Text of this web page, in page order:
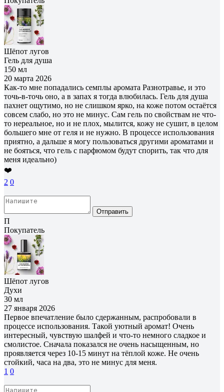
Шёпот лугов
Гель для душа
150 мл
20 марта 2026
Как-то мне попадались семплы аромата Разнотравье, и это
точь-в-точь оно, а в запах я тогда влюбилась. Гель для душа
пахнет ощутимо, но не слишком ярко, на коже потом остаётся
совсем слабо, но это не минус. Сам гель по свойствам не что-
то нереальное, но и не плох, мылится, кожу не сушит, в целом
большего мне от геля и не нужно. В процессе использования
приятно, а дальше я могу пользоваться другими ароматами и
не бояться, что гель с парфюмом будут спорить, так что для
меня идеально)
❤️
2 0
Отправить
П
Покупатель
Шёпот лугов
Духи
30 мл
27 января 2026
Первое впечатление было сдержанным, распробовали в
процессе использования. Такой уютный аромат! Очень
интересный, чувствую шалфей и что-то немного сладкое и
смолистое. Сначала показался не очень насыщенным, но
проявляется через 10-15 минут на тёплой коже. Не очень
стойкий, часа на два, это не минус для меня.
1 0